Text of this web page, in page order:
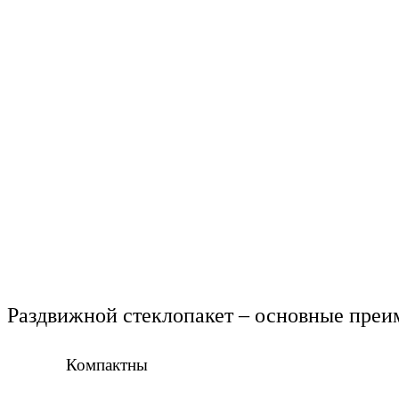
Раздвижной стеклопакет – основные
Компактны